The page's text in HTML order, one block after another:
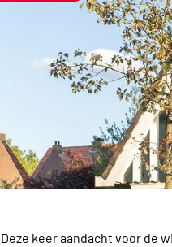
Deze keer aandacht voor de